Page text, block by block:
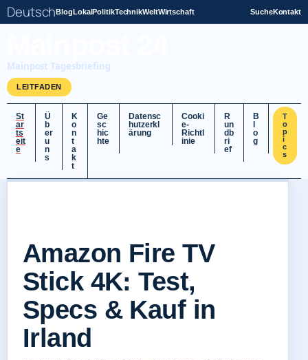
DeutschBlogLokalPolitikTechnikWeltWirtschaft SucheKontakt
Mainpost Tagesbriefing
LEITFADEN
St
ar
ts
eit
e
Ü
b
er
u
n
s
K
o
n
t
a
k
t
Ge
sc
hic
hte
Datensc
hutzerkl
ärung
Cooki
e-
Richtl
inie
R
un
db
ri
ef
B
o
g
T
o
p
i
c
s
Amazon Fire TV
Stick 4K: Test,
Specs & Kauf in
Irland